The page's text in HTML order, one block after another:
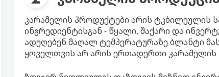
კარამელის პროდუქტები არის ტკბილეულის
ინგრედიენტისგან - წყალი, შაქარი და
ადუღებენ მაღალ ტემპერატურაზე ბლანტი
ყოველთვის არ არის ერთადერთი კარამელის